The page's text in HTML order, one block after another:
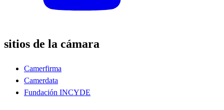
sitios de la cámara
Camerfirma
Camerdata
Fundación INCYDE